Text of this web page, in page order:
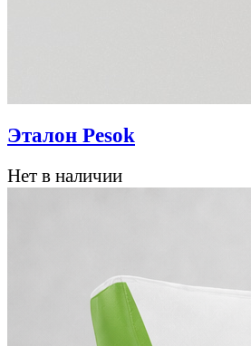
Эталон Pesok
Нет в наличии